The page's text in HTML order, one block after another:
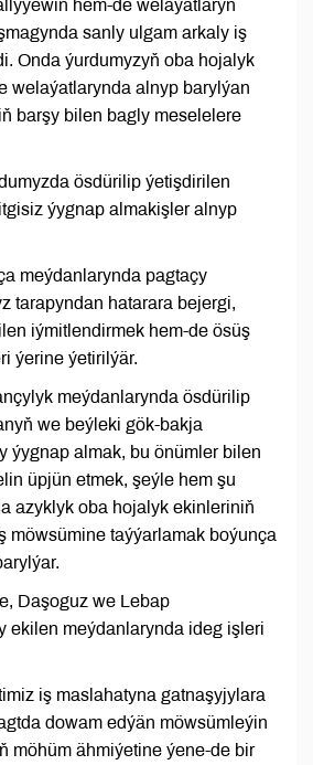
hem-de welaýatlaryň
sanly ulgam arkaly iş
Onda ýurdumyzyň oba hojalyk
welaýatlarynda alnyp barylýan
barşy bilen bagly meselelere
ösdürilip ýetişdirilen
ýygnap almakişler alnyp
meýdanlarynda pagtaçy
tarapyndan hatarara bejergi,
iýmitlendirmek hem-de ösüş
ýerine ýetirilýär.
meýdanlarynda ösdürilip
we beýleki gök-bakja
ýygnap almak, bu önümler bilen
üpjün etmek, şeýle hem şu
azyklyk oba hojalyk ekinleriniň
möwsümine taýýarlamak boýunça
Daşoguz we Lebap
ekilen meýdanlarynda ideg işleri
iş maslahatyna gatnaşyjylara
dowam edýän möwsümleýin
möhüm ähmiýetine ýene-de bir